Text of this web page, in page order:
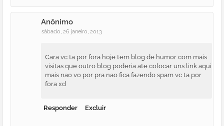
Anônimo
sábado, 26 janeiro, 2013
Cara vc ta por fora hoje tem blog de humor com mais
visitas que outro blog poderia ate colocar uns link aqui
mais nao vo por pra nao fica fazendo spam vc ta por
fora xd
Responder Excluir